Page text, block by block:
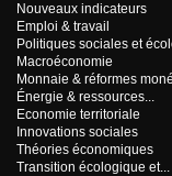
Nouveaux indicateurs
Emploi & travail
Politiques sociales et
Macroéconomie
Monnaie & réformes
Énergie & ressources...
Economie territoriale
Innovations sociales
Théories économiques
Transition écologique et...